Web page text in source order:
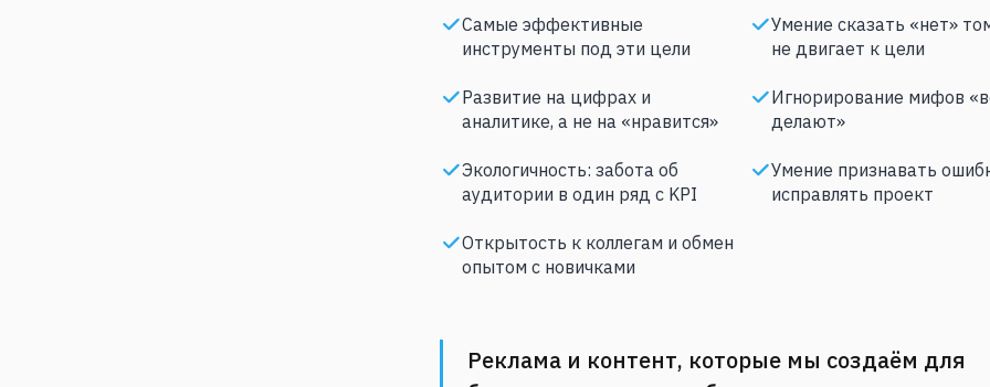
Самые эффективные
инструменты под эти цели
Умение сказать «нет»
не двигает к цели
Развитие на цифрах и
аналитике, а не на «нравится»
Игнорирование мифов
делают»
Экологичность: забота об
аудитории в один ряд с KPI
Умение признавать
исправлять проект
Открытость к коллегам и обмен
опытом с новичками
Реклама и контент, которые мы создаём для